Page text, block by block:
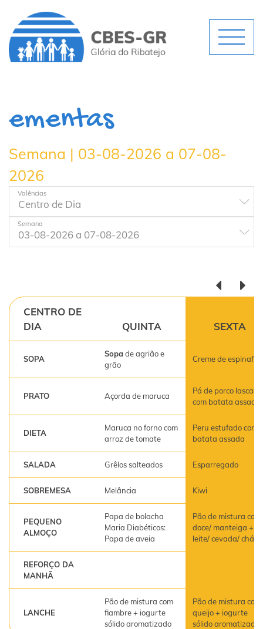
ementas
Semana | 03-08-2026 a 07-08-
2026
Valências
Semana
CENTRO DE
DIA
QUINTA SEXTA
SOPA
Sopade agrião e
grão
Creme de
PRATO Açorda de maruca
Pá de porco lascada
com batata assada
DIETA
Maruca no forno com
arroz de tomate
Peru estufado com
batata assada
SALADA Grêlos salteados Esparregado
SOBREMESA Melância Kiwi
PEQUENO
ALMOÇO
Papa de bolacha
Maria Diabéticos:
Papa de aveia
Pão de mistura com
doce/ manteiga +
leite/ cevada/ chá
REFORÇO DA
MANHÃ
LANCHE
Pão de mistura com
fiambre + iogurte
sólido aromatizado
Pão de mistura com
queijo + iogurte
sólido aromatizado